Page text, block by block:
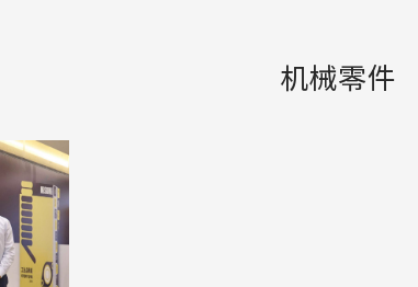
机械零件